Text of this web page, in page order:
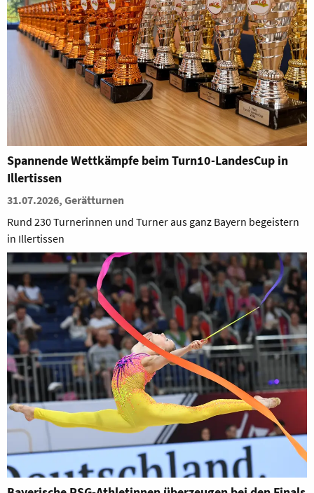
Spannende Wettkämpfe beim Turn10-LandesCup in
Illertissen
31.07.2026, Gerätturnen
Rund 230 Turnerinnen und Turner aus ganz Bayern begeistern
in Illertissen